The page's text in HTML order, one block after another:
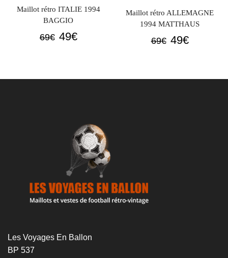
Maillot rétro ITALIE 1994
BAGGIO
69€ Le
49€Le
Maillot rétro ALLEMAGNE
1994 MATTHAUS
69€ Le
était :
49€Le
est :
Les Voyages En Ballon
BP 537